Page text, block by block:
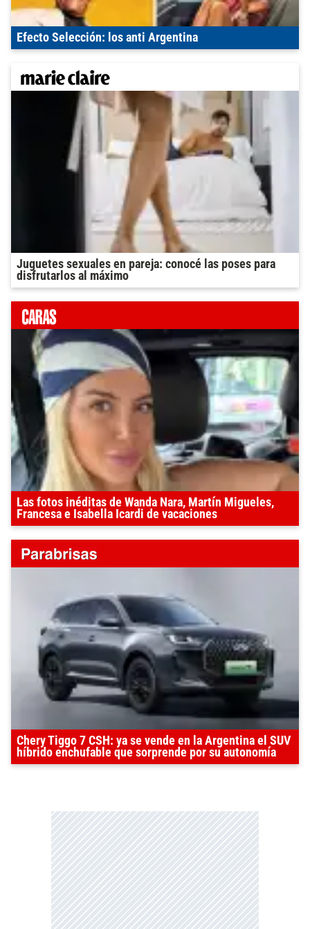
Efecto Selección: los anti Argentina
Juguetes sexuales en pareja: conocé las poses para
disfrutarlos al máximo
Las fotos inéditas de Wanda Nara, Martín Migueles,
Francesa e Isabella Icardi de vacaciones
Chery Tiggo 7 CSH: ya se vende en la Argentina el SUV
híbrido enchufable que sorprende por su autonomía